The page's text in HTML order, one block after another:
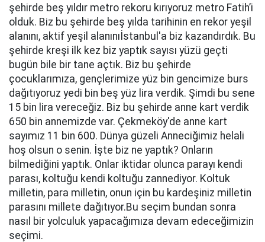
şehirde beş yıldır metro rekoru kırıyoruz metro Fatih’i
olduk. Biz bu şehirde beş yılda tarihinin en rekor yeşil
alanını, aktif yeşil alanınıİstanbul'a biz kazandırdık. Bu
şehirde kreşi ilk kez biz yaptık sayısı yüzü geçti
bugün bile bir tane açtık. Biz bu şehirde
çocuklarımıza, gençlerimize yüz bin gencimize burs
dağıtıyoruz yedi bin beş yüz lira verdik. Şimdi bu sene
15 bin lira vereceğiz. Biz bu şehirde anne kart verdik
650 bin annemizde var. Çekmeköy'de anne kart
sayımız 11 bin 600. Dünya güzeli Anneciğimiz helali
hoş olsun o senin. İşte biz ne yaptık? Onların
bilmediğini yaptık. Onlar iktidar olunca parayı kendi
parası, koltuğu kendi koltuğu zannediyor. Koltuk
milletin, para milletin, onun için bu kardeşiniz milletin
parasını millete dağıtıyor.Bu seçim bundan sonra
nasıl bir yolculuk yapacağımıza devam edeceğimizin
seçimi.